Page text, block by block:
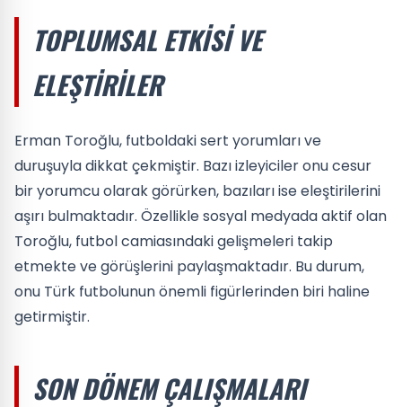
TOPLUMSAL ETKISI VE
ELEŞTIRILER
Erman Toroğlu, futboldaki sert yorumları ve
duruşuyla dikkat çekmiştir. Bazı izleyiciler onu cesur
bir yorumcu olarak görürken, bazıları ise eleştirilerini
aşırı bulmaktadır. Özellikle sosyal medyada aktif olan
Toroğlu, futbol camiasındaki gelişmeleri takip
etmekte ve görüşlerini paylaşmaktadır. Bu durum,
onu Türk futbolunun önemli figürlerinden biri haline
getirmiştir.
SON DÖNEM ÇALIŞMALARI